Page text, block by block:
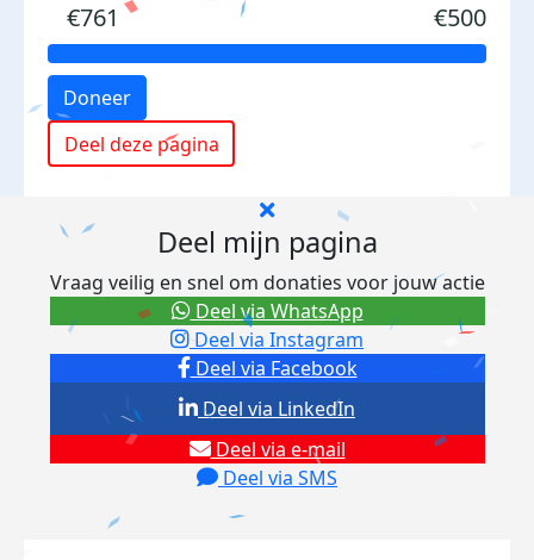
€761 €500
Doneer
Deel deze pagina
Deel mijn pagina
Vraag veilig en snel om donaties voor jouw actie
Deel via Facebook
Deel via Instagram
Deel via e-mail
Deel via SMS
Deel via LinkedIn
Deel via WhatsApp